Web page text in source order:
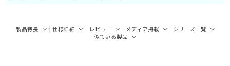
製品特長 仕様詳細 レビュー メディア掲載
シリーズ一覧
似ている製品